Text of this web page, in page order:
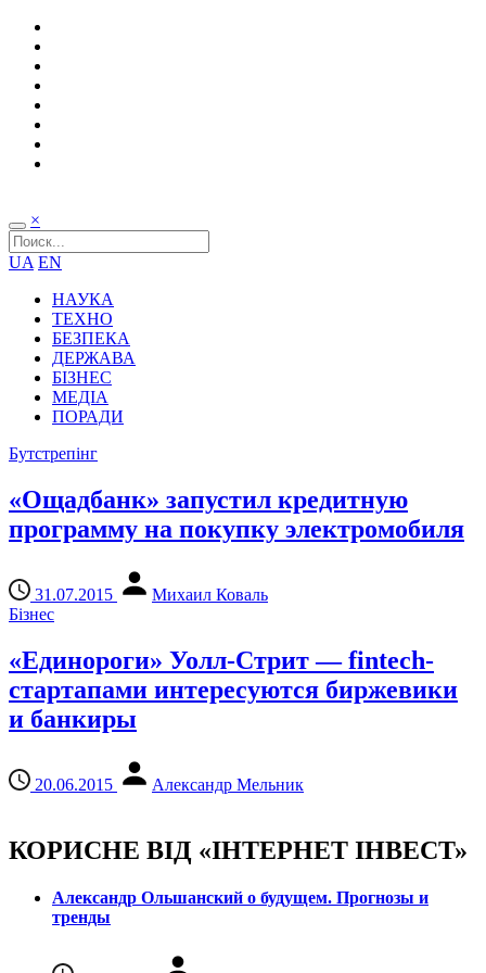
×
UA EN
НАУКА
ТЕХНО
БЕЗПЕКА
ДЕРЖАВА
БІЗНЕС
МЕДІА
ПОРАДИ
Бутстрепінг
«Ощадбанк» запустил кредитную
программу на покупку электромобиля
31.07.2015
Михаил Коваль
Бізнес
«Единороги» Уолл-Стрит — fintech-
стартапами интересуются биржевики
и банкиры
20.06.2015 Александр Мельник
КОРИСНЕ ВІД «ІНТЕРНЕТ ІНВЕСТ»
Александр Ольшанский о будущем. Прогнозы и
тренды